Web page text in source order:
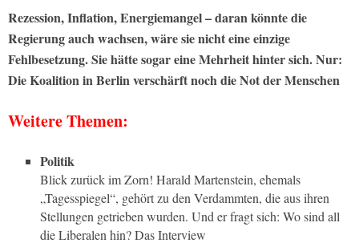
Rezession, Inflation, Energiemangel – daran könnte die
Regierung auch wachsen, wäre sie nicht eine einzige
Fehlbesetzung. Sie hätte sogar eine Mehrheit hinter sich. Nur:
Die Koalition in Berlin verschärft noch die Not der Menschen
Weitere Themen:
Politik
Blick zurück im Zorn! Harald Martenstein, ehemals
„Tagesspiegel“, gehört zu den Verdammten, die aus ihren
Stellungen getrieben wurden. Und er fragt sich: Wo sind all
die Liberalen hin? Das Interview